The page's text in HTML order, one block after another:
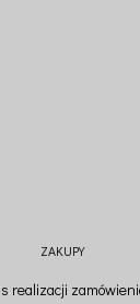
ZAKUPY
realizacji